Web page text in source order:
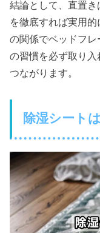
結論として、直置
を徹底すれば実用
の関係でベッドフ
の習慣を必ず取り
つながります。
除湿シート